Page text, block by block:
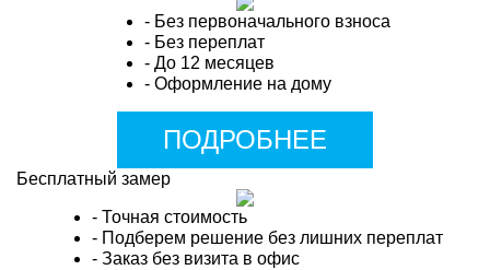
- Без первоначального взноса
- Без переплат
- До 12 месяцев
- Оформление на дому
ПОДРОБНЕЕ
Бесплатный замер
- Точная стоимость
- Подберем решение без лишних переплат
- Заказ без визита в офис